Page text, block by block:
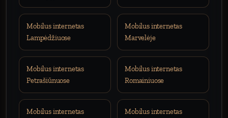
Mobilus internetas
Lampėdžiuose
Mobilus internetas
Marvelėje
Mobilus internetas
Petrašiūnuose
Mobilus internetas
Romainiuose
Mobilus internetas
Mobilus internetas